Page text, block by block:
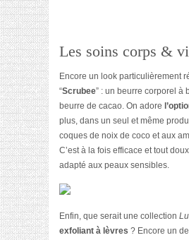
Les soins corps &
Encore un look particulièrement
“Scrubee” : un beurre corporel à
beurre de cacao. On adore
plus, dans un seul et même
coques de noix de coco et aux
C’est à la fois efficace et tout
adapté aux peaux sensibles.
Enfin, que serait une collection
exfoliant à lèvres ? Encore un